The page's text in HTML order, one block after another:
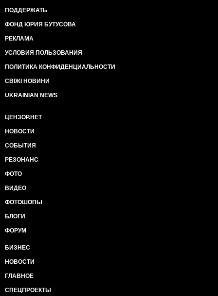
ПОДДЕРЖАТЬ
ФОНД ЮРИЯ БУТУСОВА
РЕКЛАМА
УСЛОВИЯ ПОЛЬЗОВАНИЯ
ПОЛИТИКА КОНФИДЕНЦИАЛЬНОСТИ
СВІЖІ НОВИНИ
UKRAINIAN NEWS
ЦЕНЗОР.НЕТ
НОВОСТИ
СОБЫТИЯ
РЕЗОНАНС
ФОТО
ВИДЕО
ФОТОШОПЫ
БЛОГИ
ФОРУМ
БИЗНЕС
НОВОСТИ
ГЛАВНОЕ
СПЕЦПРОЕКТЫ